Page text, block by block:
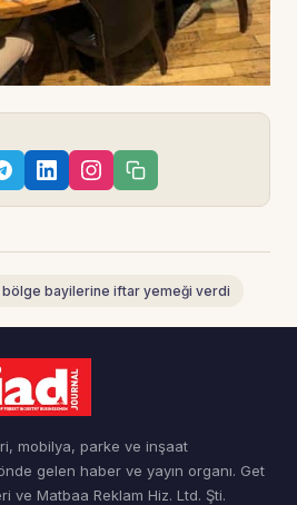
bölge bayilerine iftar yemeği verdi
mobilya, parke ve inşaat
gelen haber ve yayın organı. Get
ve Matbaa Reklam Hiz. Ltd. Şti.